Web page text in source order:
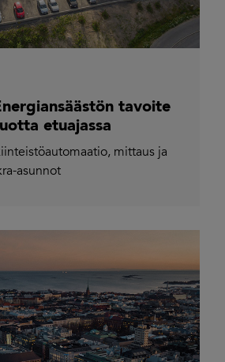
tavoite
etuajassa
, mittaus ja
asunnot